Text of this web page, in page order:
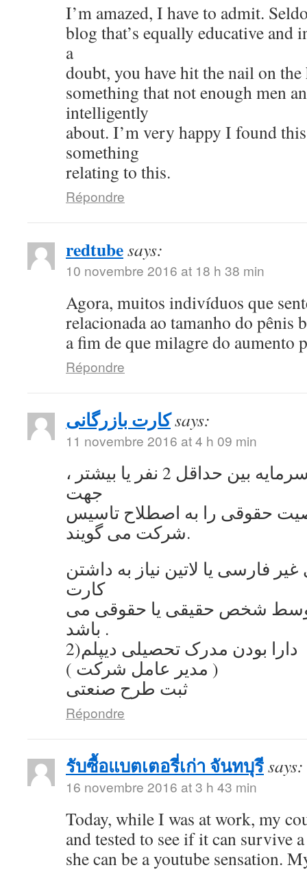
I’m amazed, I have to admit.
blog that’s equally educative and
a
doubt, you have hit the nail on the
something that not enough men
intelligently
about. I’m very happy I found
something
relating to this.
Répondre
redtubesays:
10 novembre 2016 at 18 h 38 min
Agora, muitos indivíduos que
relacionada ao tamanho do pênis
a fim de que milagre do aumento
Répondre
کارت بازرگانیsays:
11 novembre 2016 at 4 h 09 min
به اشتراک گذاشتن سرمایه بین حداقل 2 نفر یا بیشتر ،
جهت
حقوقی را به اصطلاح تاسیس
شرکت می گویند.
فارسی یا لاتین نیاز به داشتن
کارت
توسط شخص حقیقی یا حقوقی می
باشد .
2)دارا بودن مدرک تحصیلی دیپلم
( مدیر عامل شرکت )
ثبت طرح صنعتی
Répondre
รับซื้อแบตเตอรี่เก่า จันทบุรีsays:
16 novembre 2016 at 3 h 43 min
Today, while I was at work, my
and tested to see if it can survive
she can be a youtube sensation.